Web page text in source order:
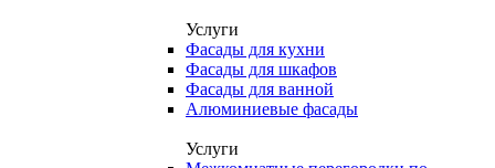
Услуги
Фасады для кухни
Фасады для шкафов
Фасады для ванной
Алюминиевые фасады
Услуги